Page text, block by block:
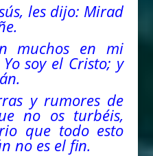
les dijo: Mirad
muchos en mi
soy el Cristo; y
y rumores de
no os turbéis,
que todo esto
no es el fin.